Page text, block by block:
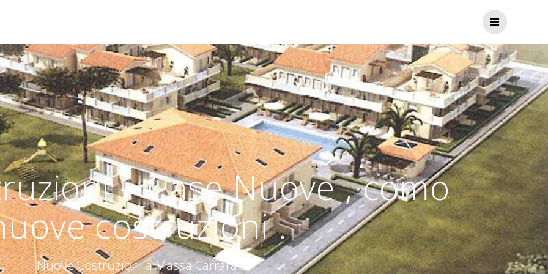
– Case Nuove , como
costruzioni .
Nuove Costruzioni a Massa Carrara